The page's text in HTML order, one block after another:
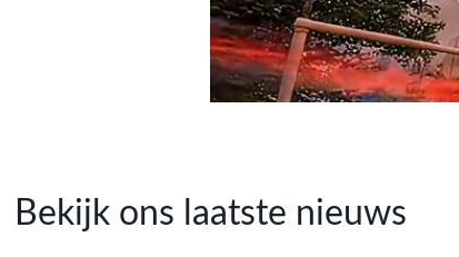
Bekijk ons laatste nieuws